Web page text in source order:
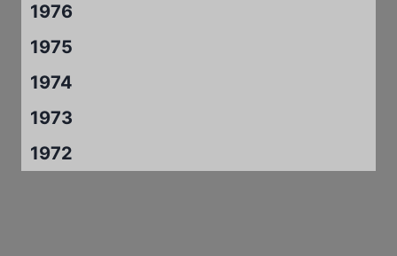
1976
1975
1974
1973
1972